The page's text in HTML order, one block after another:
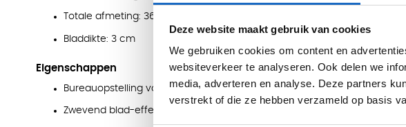
Deze website maakt gebruik van cookies
We gebruiken cookies om content en
websiteverkeer te analyseren. Ook delen we
media, adverteren en analyse. Deze partners
verstrekt of die ze hebben verzameld op basis
Totale afmeting: 360 x 181,5 cm
Bladdikte: 3 cm
Eigenschappen
Bureauopstelling voor 4 werkplekken
Zwevend blad-effect boven het frame